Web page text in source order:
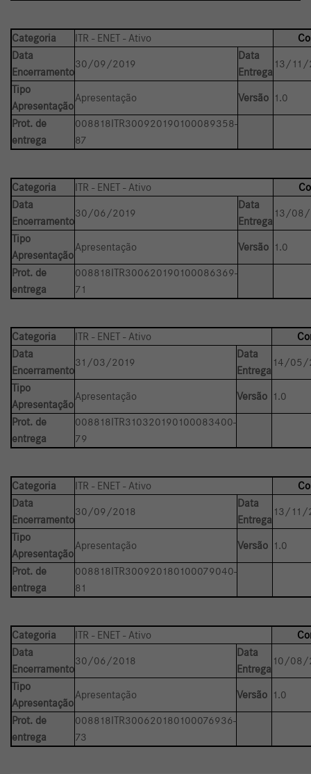
Categoria ITR - ENET - Ativo
Data
Encerramento
30/09/2019
Data
Entrega
13/11/
Tipo
Apresentação
Apresentação Versão 1.0
Prot. de
entrega
008818ITR300920190100089358-
87
Categoria ITR - ENET - Ativo
Data
Encerramento
30/06/2019
Data
Entrega
13/08/
Tipo
Apresentação
Apresentação Versão 1.0
Prot. de
entrega
008818ITR300620190100086369-
71
Categoria ITR - ENET - Ativo
Data
Encerramento
31/03/2019
Data
Entrega
14/05/
Tipo
Apresentação
Apresentação Versão 1.0
Prot. de
entrega
008818ITR310320190100083400-
79
Categoria ITR - ENET - Ativo
Data
Encerramento
30/09/2018
Data
Entrega
13/11/
Tipo
Apresentação
Apresentação Versão 1.0
Prot. de
entrega
008818ITR300920180100079040-
81
Categoria ITR - ENET - Ativo
Data
Encerramento
30/06/2018
Data
Entrega
10/08/
Tipo
Apresentação
Apresentação Versão 1.0
Prot. de
entrega
008818ITR300620180100076936-
73